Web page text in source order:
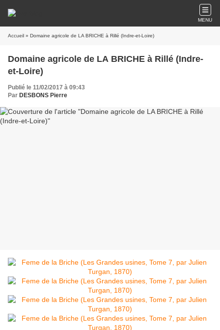
MENU
Accueil » Domaine agricole de LA BRICHE à Rillé (Indre-et-Loire)
Domaine agricole de LA BRICHE à Rillé (Indre-
et-Loire)
Publié le 11/02/2017 à 09:43
Par DESBONS Pierre